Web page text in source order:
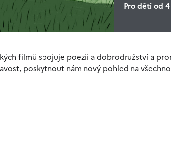
Pro děti od
filmů spojuje poezii a dobrodružství a
poskytnout nám nový pohled na